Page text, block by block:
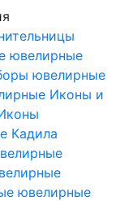
ювелирные
ювелирные
Иконы и
Кадила
ювелирные